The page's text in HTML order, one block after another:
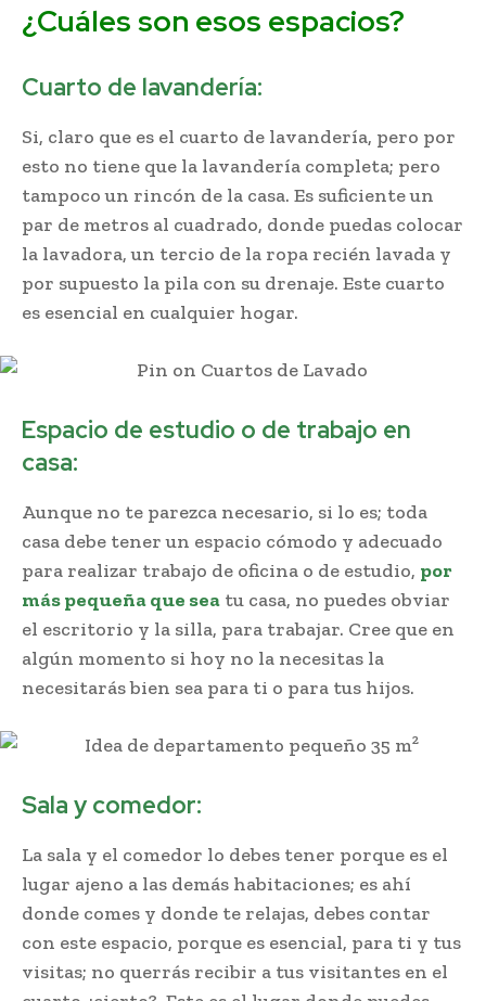
¿Cuáles son esos espacios?
Cuarto de lavandería:
Si, claro que es el cuarto de lavandería, pero por
esto no tiene que la lavandería completa; pero
tampoco un rincón de la casa. Es suficiente un
par de metros al cuadrado, donde puedas colocar
la lavadora, un tercio de la ropa recién lavada y
por supuesto la pila con su drenaje. Este cuarto
es esencial en cualquier hogar.
Espacio de estudio o de trabajo en
casa:
Aunque no te parezca necesario, si lo es; toda
casa debe tener un espacio cómodo y adecuado
para realizar trabajo de oficina o de estudio, por
más pequeña que sea tu casa, no puedes obviar
el escritorio y la silla, para trabajar. Cree que en
algún momento si hoy no la necesitas la
necesitarás bien sea para ti o para tus hijos.
Sala y comedor:
La sala y el comedor lo debes tener porque es el
lugar ajeno a las demás habitaciones; es ahí
donde comes y donde te relajas, debes contar
con este espacio, porque es esencial, para ti y tus
visitas; no querrás recibir a tus visitantes en el